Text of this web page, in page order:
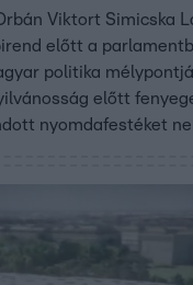
Viktort Simicska
előtt a
politika
előtt
nyomdafestéket